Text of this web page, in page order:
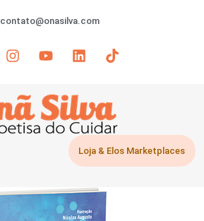
contato@onasilva.com
Loja & Elos Marketplaces